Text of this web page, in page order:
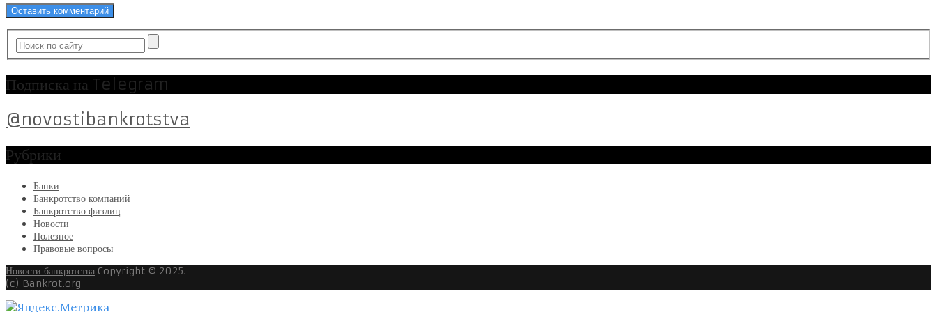
Подписка на Telegram
@novostibankrotstva
Рубрики
Банки
Банкротство компаний
Банкротство физлиц
Новости
Полезное
Правовые вопросы
Новости банкротства Copyright © 2025.
(c) Bankrot.org